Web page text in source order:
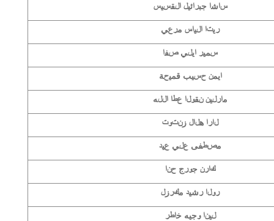
ساشا جبرائيل القسيس
ريتا الياس مرعي
سمير ايلي صفا
ايمن حسيب قميحة
مارلين نقولا عطا الله
لارا هلال زنتوت
مصطفى علي عيد
كارن جورج حنا
رولا رشيد مكرزل
لينا وجيه خاطر